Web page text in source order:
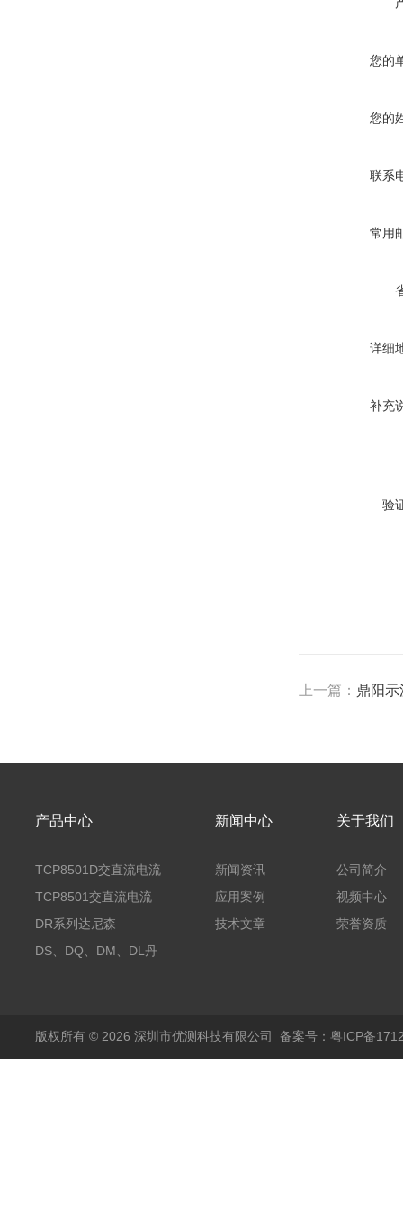
您的
您的
联系
常用
详细
补充
验
上一篇： 鼎阳
产品中心
TCP8501D交直流电流
探头500A
TCP8501交直流电流
探头500A
DR系列达尼森
Danisense高精度电流
DS、DQ、DM、DL丹
新闻中心
新闻资讯
应用案例
技术文章
关于我们
公司简介
视频中心
荣誉资质
版权所有 © 2026 深圳市优测科技有限公司 备案号：粤ICP备